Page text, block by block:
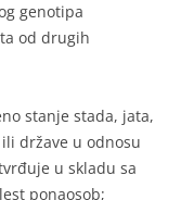
genotipa
od drugih
stanje stada, jata,
države u odnosu
u skladu sa
ponaosob;